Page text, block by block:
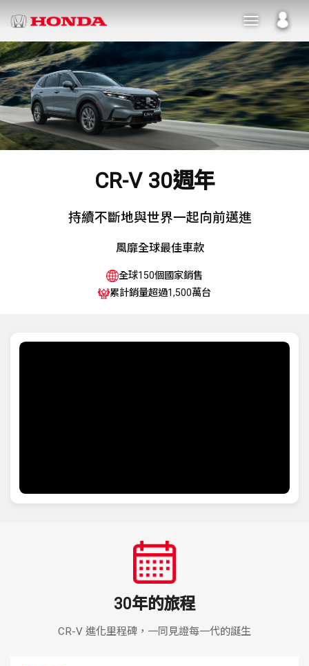
CR-V 30週年
持續不斷地與世界一起向前邁進
風靡全球最佳車款
全球150個國家銷售
累計銷量超過1,500萬台
30年的旅程
CR-V 進化里程碑，一同見證每一代的誕生